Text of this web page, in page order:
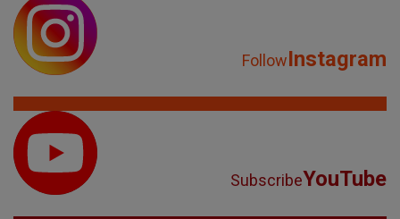
FollowInstagram
SubscribeYouTube